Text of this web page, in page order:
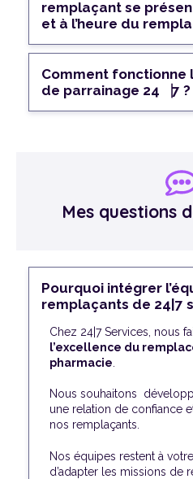
remplaçant se
et à l’heure du
Comment fonctionne
de parrainage 24⎹7 ?
Mes questions
Pourquoi intégrer
remplaçants de 24|7
Chez 24|7 Services, nous
l’excellence du
pharmacie
Nous souhaitons
une relation de confiance
nos remplaçants.
Nos équipes restent à
d’adapter les missions de